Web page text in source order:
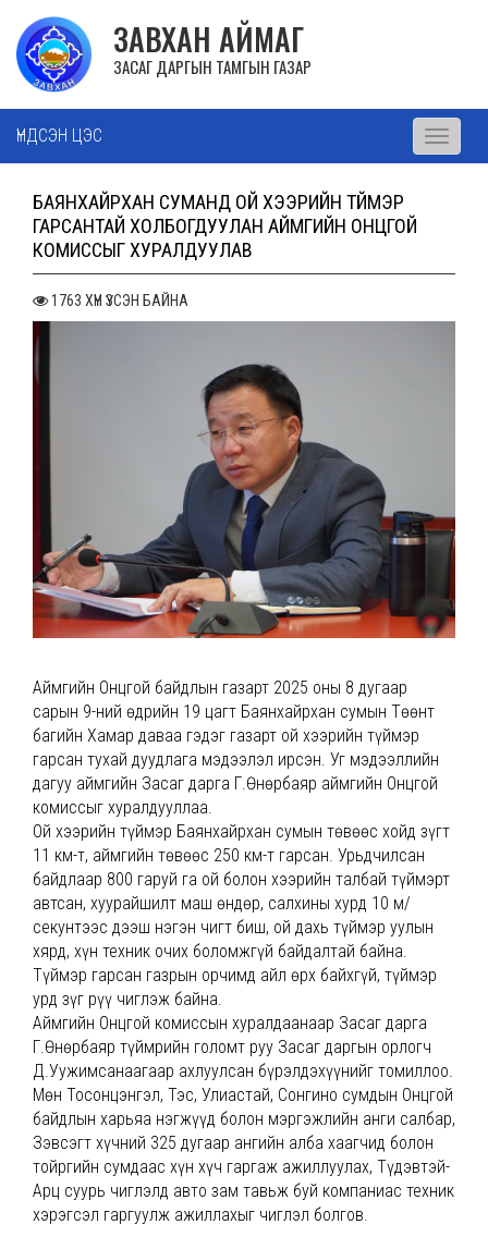
ЗАВХАН АЙМАГ
ЗАСАГ ДАРГЫН ТАМГЫН ГАЗАР
ҮНДСЭН ЦЭС
Toggle
БАЯНХАЙРХАН СУМАНД ОЙ ХЭЭРИЙН ТҮЙМЭР
ГАРСАНТАЙ ХОЛБОГДУУЛАН АЙМГИЙН ОНЦГОЙ
КОМИССЫГ ХУРАЛДУУЛАВ
1763 ХҮН ҮЗСЭН БАЙНА
Аймгийн Онцгой байдлын газарт 2025 оны 8 дугаар
сарын 9-ний өдрийн 19 цагт Баянхайрхан сумын Төөнт
багийн Хамар даваа гэдэг газарт ой хээрийн түймэр
гарсан тухай дуудлага мэдээлэл ирсэн. Уг мэдээллийн
дагуу аймгийн Засаг дарга Г.Өнөрбаяр аймгийн Онцгой
комиссыг хуралдууллаа.
Ой хээрийн түймэр Баянхайрхан сумын төвөөс хойд зүгт
11 км-т, аймгийн төвөөс 250 км-т гарсан. Урьдчилсан
байдлаар 800 гаруй га ой болон хээрийн талбай түймэрт
автсан, хуурайшилт маш өндөр, салхины хурд 10 м/
секунтээс дээш нэгэн чигт биш, ой дахь түймэр уулын
хярд, хүн техник очих боломжгүй байдалтай байна.
Түймэр гарсан газрын орчимд айл өрх байхгүй, түймэр
урд зүг рүү чиглэж байна.
Аймгийн Онцгой комиссын хуралдаанаар Засаг дарга
Г.Өнөрбаяр түймрийн голомт руу Засаг даргын орлогч
Д.Уужимсанаагаар ахлуулсан бүрэлдэхүүнийг томиллоо.
Мөн Тосонцэнгэл, Тэс, Улиастай, Сонгино сумдын Онцгой
байдлын харьяа нэгжүүд болон мэргэжлийн анги салбар,
Зэвсэгт хүчний 325 дугаар ангийн алба хаагчид болон
тойргийн сумдаас хүн хүч гаргаж ажиллуулах, Түдэвтэй-
Арц суурь чиглэлд авто зам тавьж буй компаниас техник
хэрэгсэл гаргуулж ажиллахыг чиглэл болгов.